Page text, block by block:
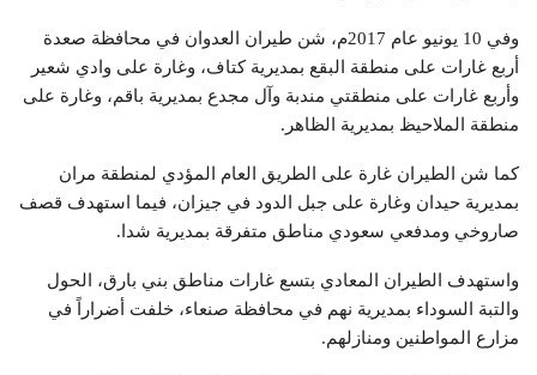
وفي 10 يونيو عام 2017م، شن طيران العدوان في محافظة صعدة
أربع غارات على منطقة البقع بمديرية كتاف، وغارة على وادي شعير
وأربع غارات على منطقتي مندبة وآل مجدع بمديرية باقم، وغارة على
منطقة الملاحيظ بمديرية الظاهر.
كما شن الطيران غارة على الطريق العام المؤدي لمنطقة مران
بمديرية حيدان وغارة على جبل الدود في جيزان، فيما استهدف قصف
صاروخي ومدفعي سعودي مناطق متفرقة بمديرية شدا.
واستهدف الطيران المعادي بتسع غارات مناطق بني بارق، الحول
والتبة السوداء بمديرية نهم في محافظة صنعاء، خلفت أضراراً في
مزارع المواطنين ومنازلهم.